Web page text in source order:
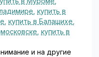
, купить в
, купить в Балашихе,
, купить в
и на другие